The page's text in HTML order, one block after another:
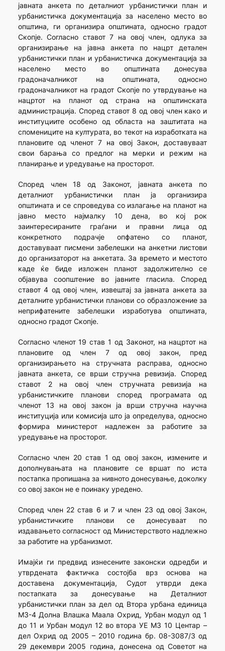
јавната анкета по деталниот урбанистички план и
урбанистичка документација за населено место во
општина, ги организира општината, односно градот
Скопје. Согласно ставот 7 на овој член, одлука за
организирање на јавна анкета по нацрт детален
урбанистички план и урбанистичка документација за
населено место во општината донесува
градоначалникот на општината, односно
градоначалникот на градот Скопје по утврдување на
нацртот на планот од страна на општинската
администрација. Според ставот 8 од овој член како и
институциите особено од областа на заштитата на
спомениците на културата, во текот на изработката на
плановите од членот 7 на овој Закон, доставуваат
свои барања со предлог на мерки и режим на
планирање и уредување на просторот.
Според член 18 од Законот, јавната анкета по
деталниот урбанистички план ја организира
општината и се спроведува со излагање на планот на
јавно место најмалку 10 дена, во кој рок
заинтересираните граѓани и правни лица од
конкретното подрачје опфатено со планот,
доставуваат писмени забелешки на анкетни листови
до организаторот на анкетата. За времето и местото
каде ќе биде изложен планот задолжително се
објавува соопштение во јавните гласила. Според
ставот 4 од овој член, извештај за јавната анкета за
деталните урбанистички планови со образложение за
неприфатените забелешки изработува општината,
односно градот Скопје.
Согласно членот 19 став 1 од Законот, на нацртот на
плановите од член 7 од овој закон, пред
организирањето на стручната расправа, односно
јавната анкета, се врши стручна ревизија. Според
ставот 2 на овој член стручната ревизија на
урбанистичките планови според програмата од
членот 13 на овој закон ја врши стручна научна
институција или комисија што ја определува, односно
формира министерот надлежен за работите за
уредување на просторот.
Согласно член 20 став 1 од овој закон, измените и
дополнувањата на плановите се вршат по иста
постапка пропишана за нивното донесување, доколку
со овој закон не е поинаку уредено.
Според член 22 став 6 и 7 и член 23 од овој Закон,
урбанистичките планови се донесуваат по
издавањето согласност од Министерството надлежно
за работите на урбанизмот.
Имајќи ги предвид изнесените законски одредби и
утврдената фактичка состојба врз основа на
доставена документација, Судот утврди дека
постапката за донесување на Деталниот
урбанистички план за дел од Втора урбана единица
МЗ-4 Долна Влашка Маала Охрид, Урбан модул од 1
до 11 и Урбан модул 12 во втора УЕ МЗ 10 Центар –
дел Охрид од 2005 – 2010 година бр. 08-3087/3 од
29 декември 2005 година, донесена од Советот на